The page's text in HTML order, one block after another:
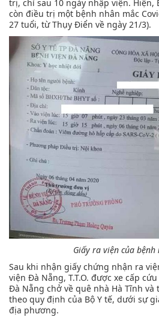
trị, chỉ sau 10 ngày nhập viện. Hiện,
còn điều trị một bệnh nhân mắc
27 tuổi, từ Thụy Điển về ngày 21/3).
Giấy ra viện của bệnh
Sau khi nhận giấy chứng nhận ra
viện Đà Nẵng, T.T.O. được xe cấp
Đà Nẵng chở về quê nhà Hà Tĩnh và
theo quy định của Bộ Y tế, dưới sự
địa phương.